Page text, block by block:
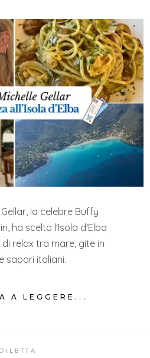
la celebre Buffy
ha scelto l'Isola d'Elba
relax tra mare, gite in
sapori italiani.
A LEGGERE...
DILETTA